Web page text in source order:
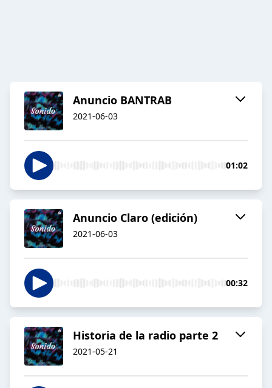
Anuncio BANTRAB
2021-06-03
01:02
Anuncio Claro (edición)
2021-06-03
00:32
Historia de la radio parte 2
2021-05-21